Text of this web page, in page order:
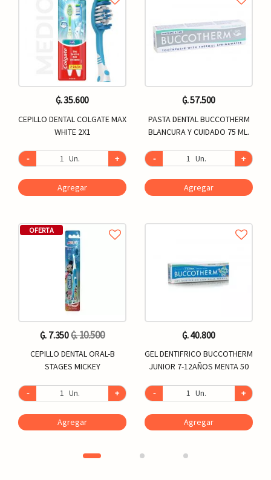
₲. 35.600
CEPILLO DENTAL COLGATE MAX
WHITE 2X1
- Un. +
Agregar
OFERTA
₲. 7.350₲. 10.500
CEPILLO DENTAL ORAL-B
STAGES MICKEY
- Un. +
Agregar
₲. 57.500
PASTA DENTAL BUCCOTHERM
BLANCURA Y CUIDADO 75 ML.
- Un. +
Agregar
₲. 40.800
GEL DENTIFRICO BUCCOTHERM
JUNIOR 7-12AÑOS MENTA 50
- Un. +
Agregar